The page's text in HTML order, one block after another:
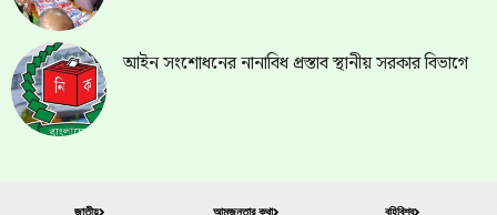
আইন সংশোধনের নানাবিধ প্রস্তাব স্থানীয় সরকার বিভাগে
জাতীয় আমজনতার কথা বহিবিশ্ব